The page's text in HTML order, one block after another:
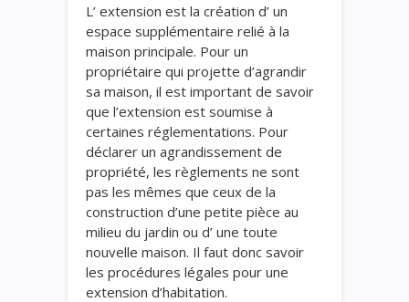
L’ extension est la création d’ un
espace supplémentaire relié à la
maison principale. Pour un
propriétaire qui projette d’agrandir
sa maison, il est important de savoir
que l’extension est soumise à
certaines réglementations. Pour
déclarer un agrandissement de
propriété, les règlements ne sont
pas les mêmes que ceux de la
construction d’une petite pièce au
milieu du jardin ou d’ une toute
nouvelle maison. Il faut donc savoir
les procédures légales pour une
extension d’habitation.